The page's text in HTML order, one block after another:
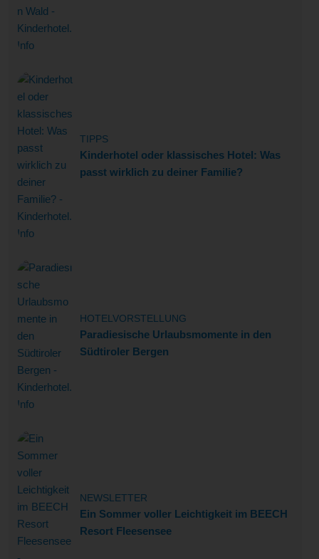
TIPPS
Kinderhotel oder klassisches Hotel: Was
passt wirklich zu deiner Familie?
HOTELVORSTELLUNG
Paradiesische Urlaubsmomente in den
Südtiroler Bergen
NEWSLETTER
Ein Sommer voller Leichtigkeit im BEECH
Resort Fleesensee